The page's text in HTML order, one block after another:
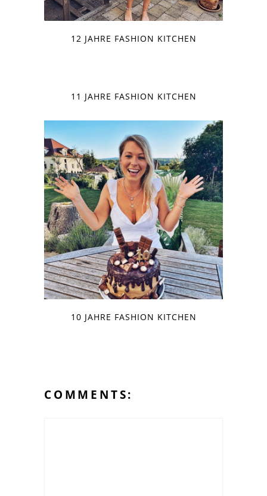
12 JAHRE FASHION KITCHEN
11 JAHRE FASHION KITCHEN
10 JAHRE FASHION KITCHEN
COMMENTS: